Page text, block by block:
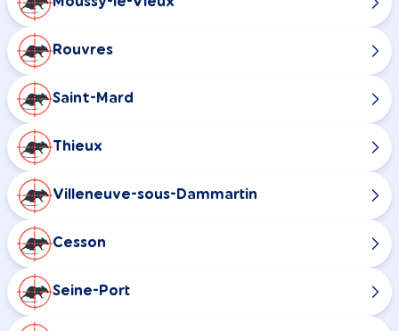
Rouvres
Saint-Mard
Thieux
Villeneuve-sous-Dammartin
Cesson
Seine-Port